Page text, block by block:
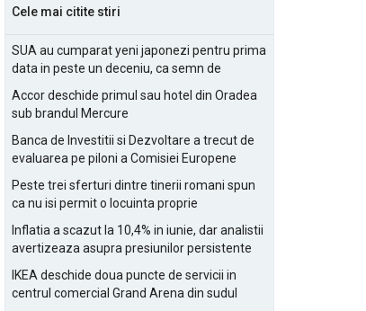
Cele mai citite stiri
SUA au cumparat yeni japonezi pentru prima
data in peste un deceniu, ca semn de
Accor deschide primul sau hotel din Oradea
sub brandul Mercure
Banca de Investitii si Dezvoltare a trecut de
evaluarea pe piloni a Comisiei Europene
Peste trei sferturi dintre tinerii romani spun
ca nu isi permit o locuinta proprie
Inflatia a scazut la 10,4% in iunie, dar analistii
avertizeaza asupra presiunilor persistente
IKEA deschide doua puncte de servicii in
centrul comercial Grand Arena din sudul